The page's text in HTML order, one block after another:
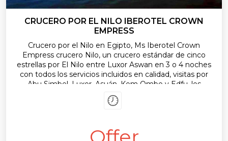
CRUCERO POR EL NILO IBEROTEL CROWN
EMPRESS
Crucero por el Nilo en Egipto, Ms Iberotel Crown
Empress crucero Nilo, un crucero estándar de cinco
estrellas por El Nilo entre Luxor Aswan en 3 o 4 noches
con todos los servicios incluidos en calidad, visitas por
Abu Simbel, Luxor, Asuán, Kom Ombo y Edfu, los
maravillosos templos de los faraones, los mercados, las
comidas típicas y los paisajes naturales del alto Egipto.